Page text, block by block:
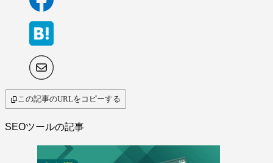
この記事のURLをコピーする
SEOツールの記事